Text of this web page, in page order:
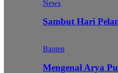
News
Sambut Hari
Banten
Mengenal Arya